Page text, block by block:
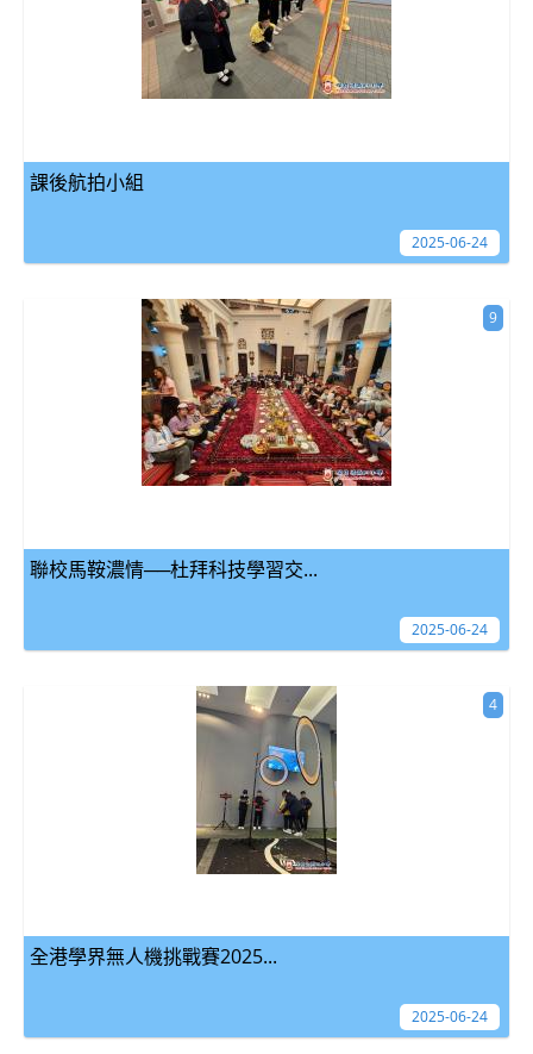
課後航拍小組
2025-06-24
聯校馬鞍濃情──杜拜科技學習交...
9
2025-06-24
全港學界無人機挑戰賽2025...
4
2025-06-24